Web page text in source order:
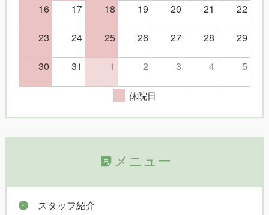
16
17 18 19 20 21
22
23
24 25 26 27 28
29
30
31 1 2 3 4 5
休院日
メニュー
スタッフ紹介